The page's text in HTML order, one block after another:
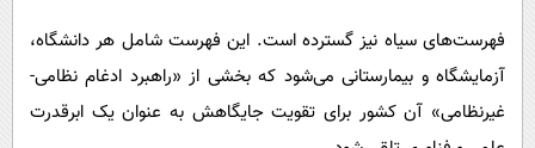
فهرست‌های سیاه نیز گسترده است. این فهرست شامل هر دانشگاه،
آزمایشگاه و بیمارستانی می‌شود که بخشی از «راهبرد ادغام نظامی-
غیرنظامی» آن کشور برای تقویت جایگاهش به عنوان یک ابرقدرت